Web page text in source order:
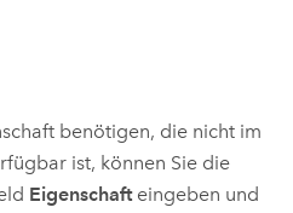
benötigen, die nicht im
ist, können Sie die
Eigenschafteingeben und